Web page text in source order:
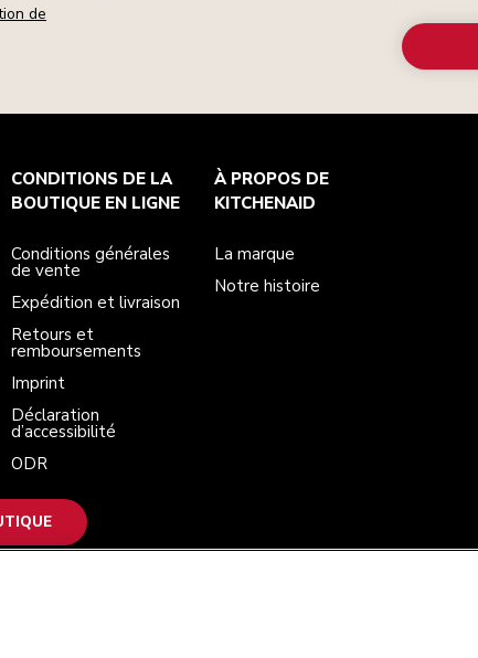
de
CONDITIONS DE LA
BOUTIQUE EN LIGNE
Conditions générales
de vente
Expédition et livraison
Retours et
remboursements
Imprint
Déclaration
d’accessibilité
ODR
À PROPOS DE
KITCHENAID
La marque
Notre histoire